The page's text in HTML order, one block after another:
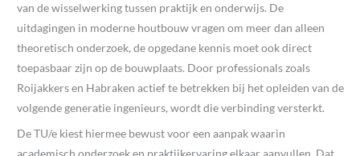
van de wisselwerking tussen praktijk en onderwijs. De
uitdagingen in moderne houtbouw vragen om meer dan alleen
theoretisch onderzoek, de opgedane kennis moet ook direct
toepasbaar zijn op de bouwplaats. Door professionals zoals
Roijakkers en Habraken actief te betrekken bij het opleiden van de
volgende generatie ingenieurs, wordt die verbinding versterkt.
De TU/e kiest hiermee bewust voor een aanpak waarin
academisch onderzoek en praktijkervaring elkaar aanvullen. Dat